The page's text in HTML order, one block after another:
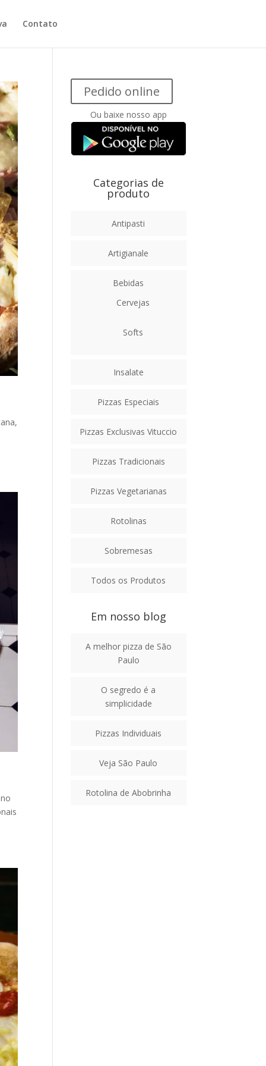
Contato
Pedido online
Ou baixe nosso app
Categorias de
produto
Antipasti
Artigianale
Bebidas
Cervejas
Softs
Insalate
Pizzas Especiais
Pizzas Exclusivas Vituccio
Pizzas Tradicionais
Pizzas Vegetarianas
Rotolinas
Sobremesas
Todos os Produtos
Em nosso blog
A melhor pizza de São
Paulo
O segredo é a
simplicidade
Pizzas Individuais
Veja São Paulo
Rotolina de Abobrinha